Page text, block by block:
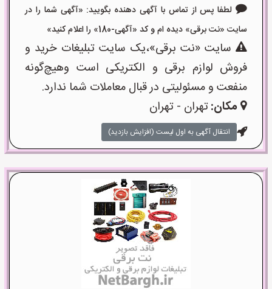
لطفا پس از تماس با آگهی دهنده بگویید: «آگهی شما را در
سایت «نت برقی» دیده ام و کد «آگهی-180» را اعلام کنید»
سایت «نت برقی»،یک سایت تبلیغات خرید و
فروش لوازم برقی و الکتریکی است وهیچ‌گونه
منفعت و مسئولیتی در قبال معاملات شما ندارد.
مکان:تهران - تهران
انتقال آگهی به اول لیست (افزایش بازدید)